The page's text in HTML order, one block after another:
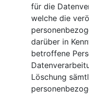
für die
welche die
darüber in
betroffene
Löschung